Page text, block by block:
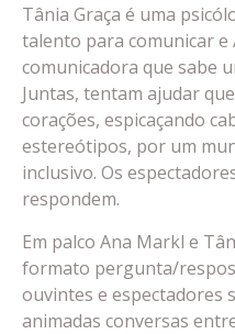
Tânia Graça é uma
talento para comunicar e
comunicadora que sabe
Juntas, tentam ajudar
corações, espicaçando
estereótipos, por um
inclusivo. Os
respondem.
Em palco Ana Markl e
formato pergunta/
ouvintes e espectadores
animadas conversas